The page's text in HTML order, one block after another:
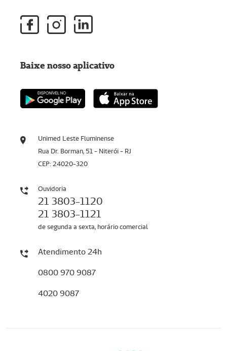
Unimed Leste Fluminense
Rua Dr. Borman, 51 - Niterói - RJ
CEP: 24020-320
Ouvidoria
21 3803-1120
21 3803-1121
de segunda a sexta, horário comercial
Atendimento 24h
0800 970 9087
4020 9087
Baixe nosso aplicativo